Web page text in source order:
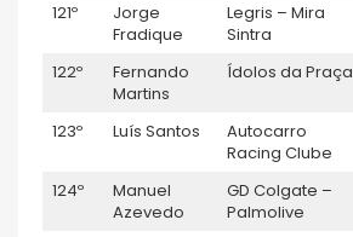
121º
Jorge
Fradique
Legris – Mira
Sintra
122º
Fernando
Martins
Ídolos da Praça
123º Luís Santos
Autocarro
Racing Clube
124º
Manuel
Azevedo
GD Colgate –
Palmolive